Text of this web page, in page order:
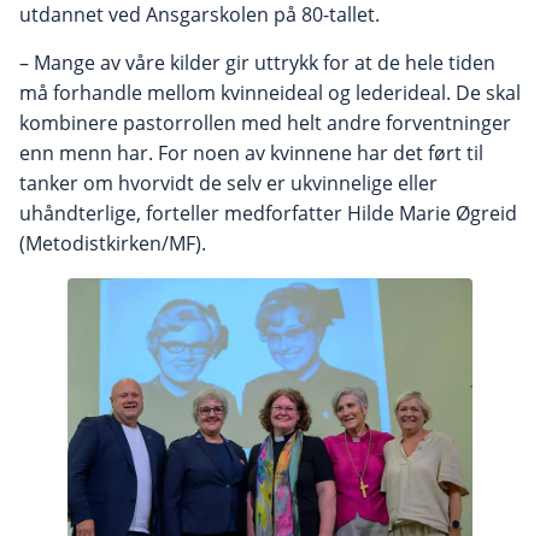
utdannet ved Ansgarskolen på 80-tallet.
– Mange av våre kilder gir uttrykk for at de hele tiden
må forhandle mellom kvinneideal og lederideal. De skal
kombinere pastorrollen med helt andre forventninger
enn menn har. For noen av kvinnene har det ført til
tanker om hvorvidt de selv er ukvinnelige eller
uhåndterlige, forteller medforfatter Hilde Marie Øgreid
(Metodistkirken/MF).